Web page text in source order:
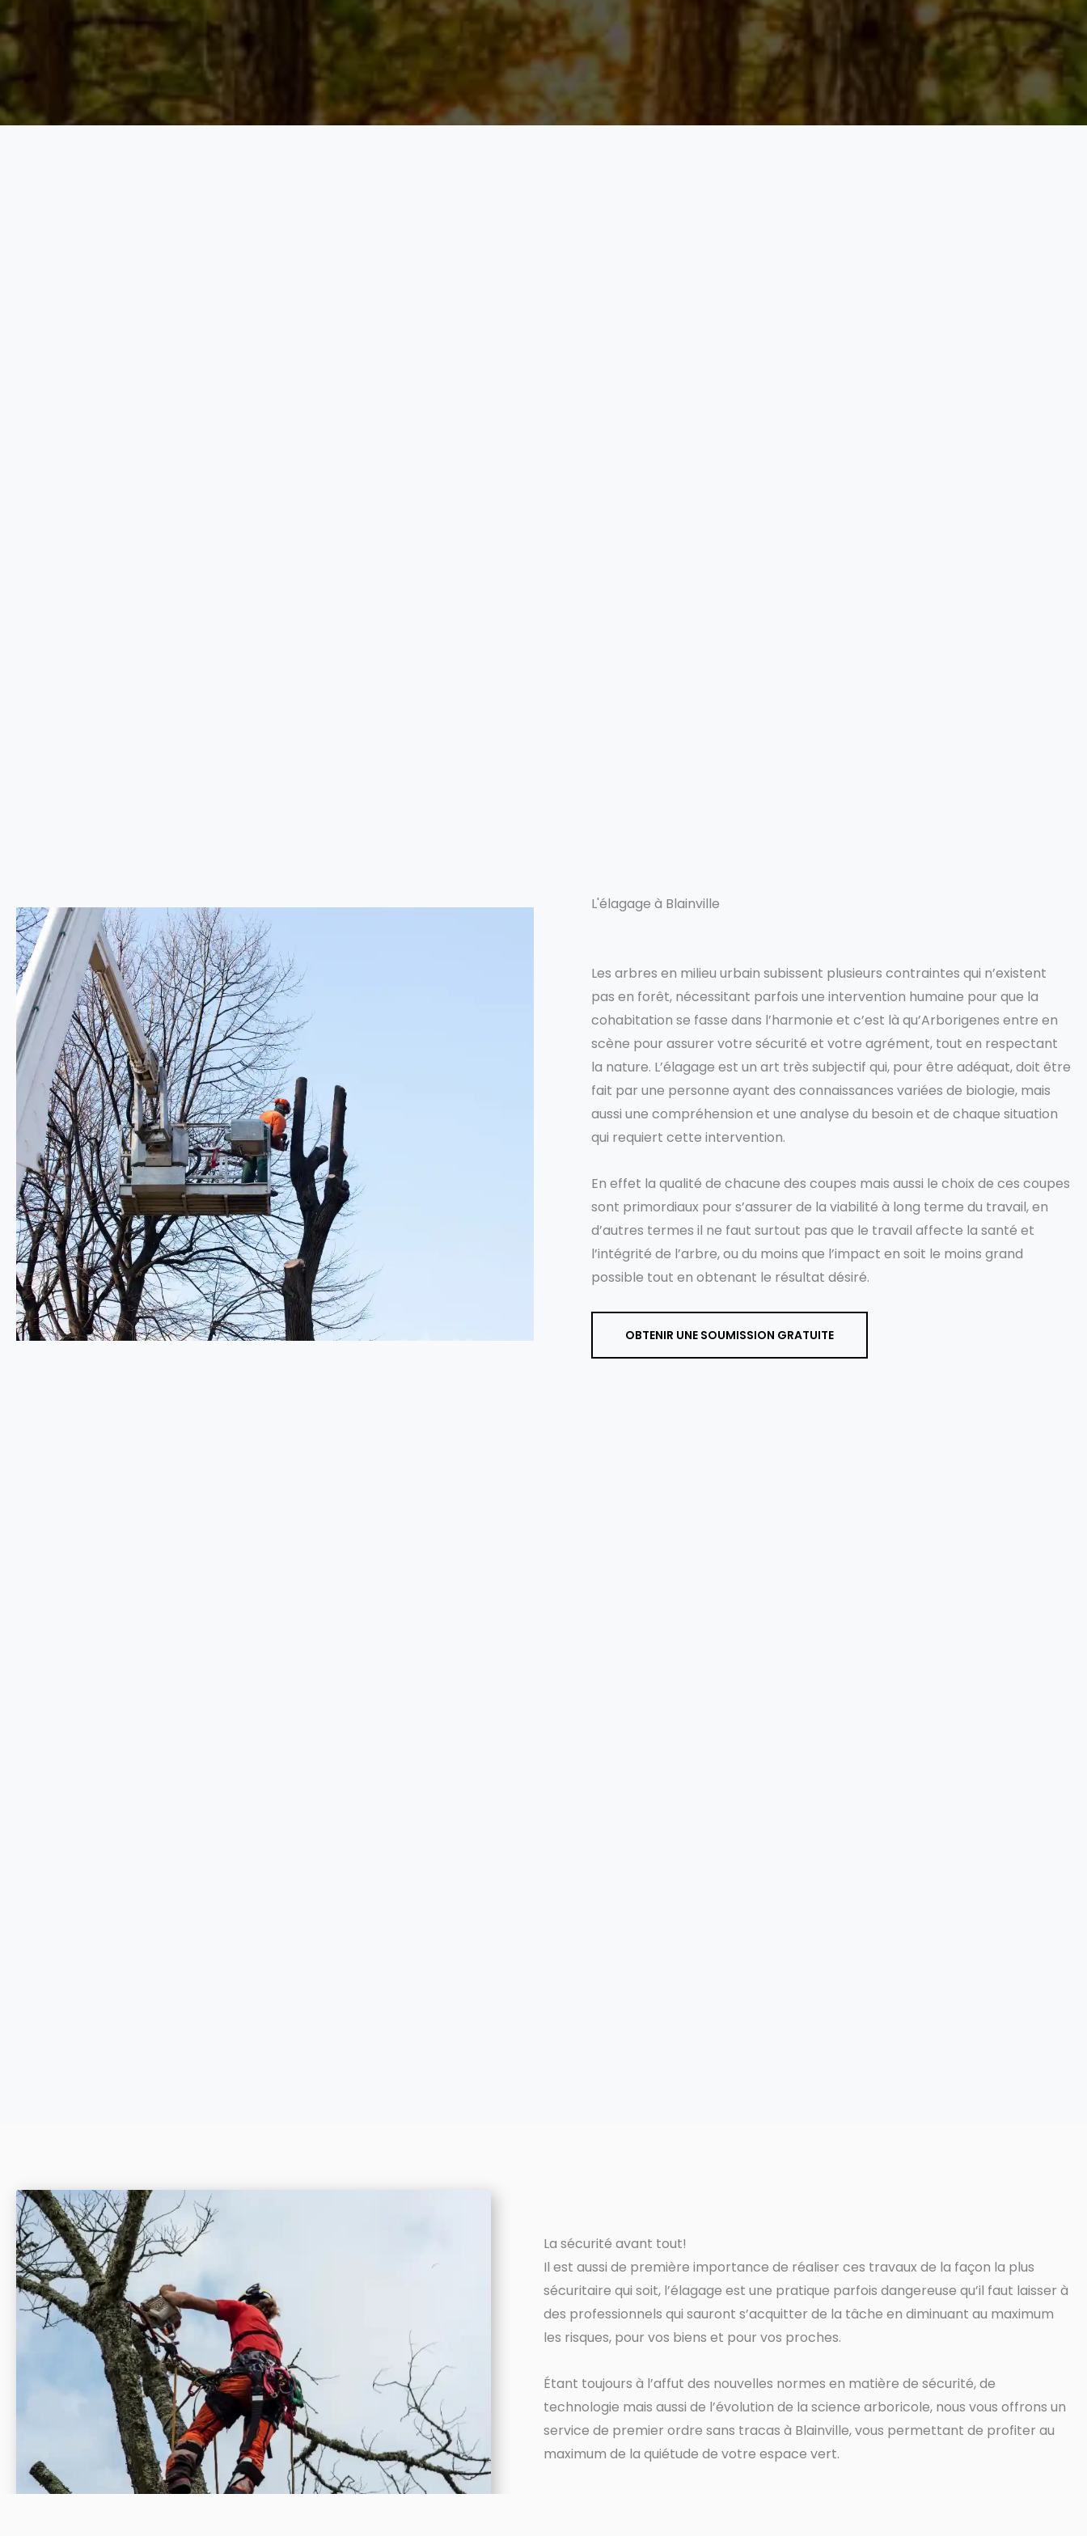
L'élagage à Blainville
Les arbres en milieu urbain subissent plusieurs contraintes qui n’existent
pas en forêt, nécessitant parfois une intervention humaine pour que la
cohabitation se fasse dans l’harmonie et c’est là qu’Arborigenes entre en
scène pour assurer votre sécurité et votre agrément, tout en respectant
la nature. L’élagage est un art très subjectif qui, pour être adéquat, doit être
fait par une personne ayant des connaissances variées de biologie, mais
aussi une compréhension et une analyse du besoin et de chaque situation
qui requiert cette intervention.
En effet la qualité de chacune des coupes mais aussi le choix de ces coupes
sont primordiaux pour s’assurer de la viabilité à long terme du travail, en
d’autres termes il ne faut surtout pas que le travail affecte la santé et
l’intégrité de l’arbre, ou du moins que l’impact en soit le moins grand
possible tout en obtenant le résultat désiré.
OBTENIR UNE SOUMISSION GRATUITE
La sécurité avant tout!
Il est aussi de première importance de réaliser ces travaux de la façon la plus
sécuritaire qui soit, l’élagage est une pratique parfois dangereuse qu’il faut laisser à
des professionnels qui sauront s’acquitter de la tâche en diminuant au maximum
les risques, pour vos biens et pour vos proches.
Étant toujours à l’affut des nouvelles normes en matière de sécurité, de
technologie mais aussi de l’évolution de la science arboricole, nous vous offrons un
service de premier ordre sans tracas à Blainville, vous permettant de profiter au
maximum de la quiétude de votre espace vert.